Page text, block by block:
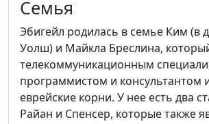
Семья
Эбигейл родилась в семье Ким (в
Уолш) и Майкла Бреслина,
телекоммуникационным
программистом и консультантом
еврейские корни. У нее есть два
Райан и Спенсер, которые также